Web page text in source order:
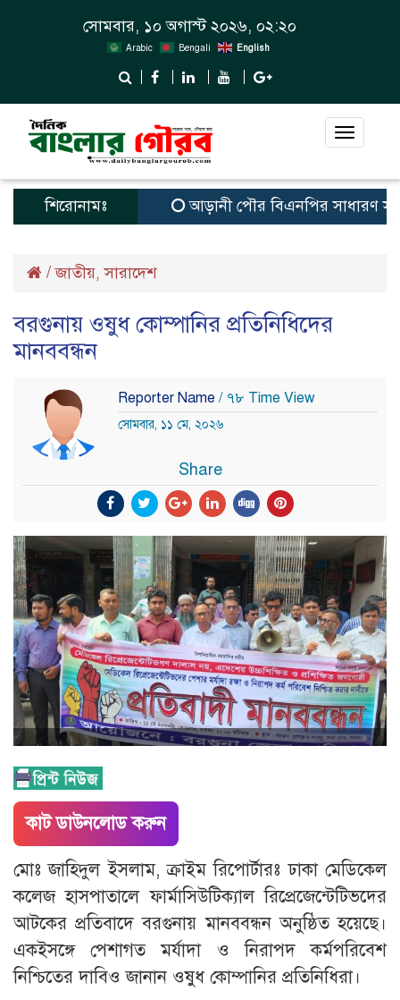
সোমবার, ১০ অগাস্ট ২০২৬, ০২:২০
Arabic Bengali English
Toggle
শিরোনামঃ আড়ানী পৌর বিএনপির সাধারণ
/জাতীয়,সারাদেশ
বরগুনায় ওষুধ কোম্পানির প্রতিনিধিদের
মানববন্ধন
Reporter Name / ৭৮ Time View
সোমবার, ১১ মে, ২০২৬
Share
কাট ডাউনলোড করুন
মোঃ জাহিদুল ইসলাম, ক্রাইম রিপোর্টারঃ ঢাকা মেডিকেল
কলেজ হাসপাতালে ফার্মাসিউটিক্যাল রিপ্রেজেন্টেটিভদের
আটকের প্রতিবাদে বরগুনায় মানববন্ধন অনুষ্ঠিত হয়েছে।
একইসঙ্গে পেশাগত মর্যাদা ও নিরাপদ কর্মপরিবেশ
নিশ্চিতের দাবিও জানান ওষুধ কোম্পানির প্রতিনিধিরা।